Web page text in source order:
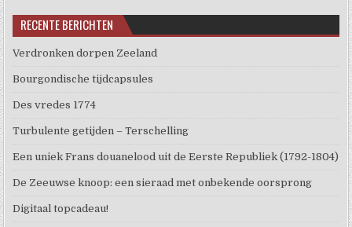
RECENTE BERICHTEN
Verdronken dorpen Zeeland
Bourgondische tijdcapsules
Des vredes 1774
Turbulente getijden – Terschelling
Een uniek Frans douanelood uit de Eerste Republiek (1792-1804)
De Zeeuwse knoop: een sieraad met onbekende oorsprong
Digitaal topcadeau!